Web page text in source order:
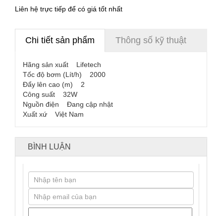
Liên hệ trực tiếp để có giá tốt nhất
Chi tiết sản phẩm Thông số kỹ thuật
Hãng sản xuất Lifetech
Tốc độ bơm (Lít/h) 2000
Đẩy lên cao (m) 2
Công suất 32W
Nguồn điện Đang cập nhật
Xuất xứ Việt Nam
BÌNH LUẬN